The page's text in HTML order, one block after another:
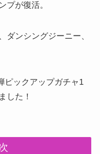
プが復活。
ダンシングジーニー、
ピックアップガチャ1
した！